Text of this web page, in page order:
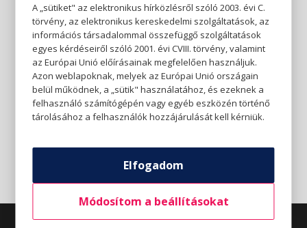
A „sütiket" az elektronikus hírközlésről szóló 2003. évi C.
törvény, az elektronikus kereskedelmi szolgáltatások, az
információs társadalommal összefüggő szolgáltatások
egyes kérdéseiről szóló 2001. évi CVIII. törvény, valamint
az Európai Unió előírásainak megfelelően használjuk.
Azon weblapoknak, melyek az Európai Unió országain
belül működnek, a „sütik" használatához, és ezeknek a
felhasználó számítógépén vagy egyéb eszközén történő
tárolásához a felhasználók hozzájárulását kell kérniük.
Elfogadom
Módosítom a beállításokat